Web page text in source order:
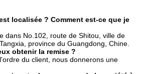
localisée ? Comment est-ce que je
dans No.102, route de Shitou, ville de
province du Guangdong, Chine.
obtenir la remise ?
du client, nous donnerons une